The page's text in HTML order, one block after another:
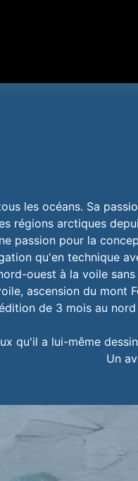
les océans. Sa
régions arctiques
passion pour la
qu'en technique
ouest à la voile
ascension du mont
de 3 mois au
qu'il a lui-même
Un